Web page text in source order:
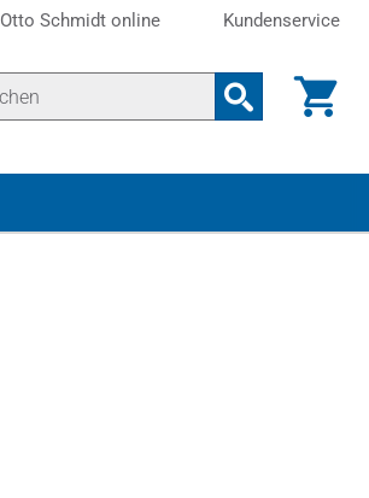
Otto Schmidt online Kundenservice